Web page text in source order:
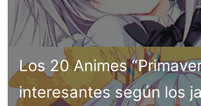
Los 20 Animes
interesantes según los